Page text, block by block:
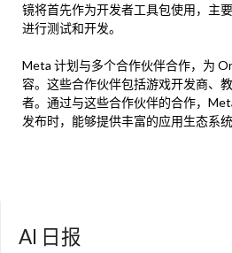
镜将首先作为开发者工具包使用，主
进行测试和开发。
Meta 计划与多个合作伙伴合作，为
容。这些合作伙伴包括游戏开发商、
者。通过与这些合作伙伴的合作，
发布时，能够提供丰富的应用生态系统
AI 日报